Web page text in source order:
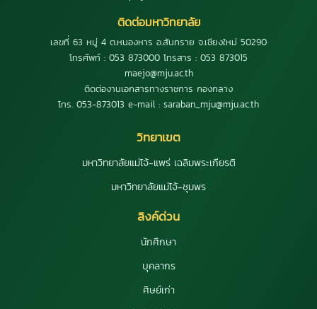
ติดต่อมหาวิทยาลัย
เลขที่ 63 หมู่ 4 ต.หนองหาร อ.สันทราย จ.เชียงใหม่ 50290
โทรศัพท์ : 053 873000 โทรสาร : 053 873015
maejo@mju.ac.th
ติดต่องานเอกสารทางราชการ กองกลาง
โทร. 053-873013 e-mail : saraban_mju@mju.ac.th
วิทยาเขต
มหาวิทยาลัยแม่โจ้-แพร่ เฉลิมพระเกียรติ
มหาวิทยาลัยแม่โจ้-ชุมพร
ลิงค์ด่วน
นักศึกษา
บุคลากร
ศิษย์เก่า